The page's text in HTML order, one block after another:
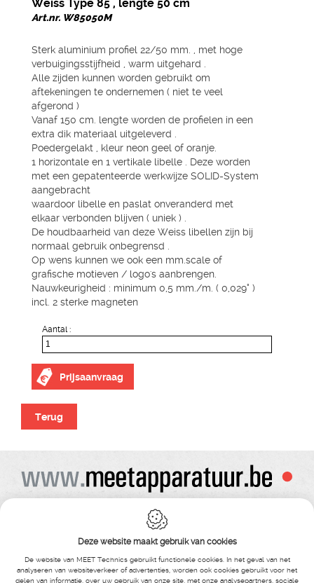
Weiss Type 85 , lengte 50 cm
Art.nr. W85050M
Sterk aluminium profiel 22/50 mm. , met hoge
verbuigingsstijfheid , warm uitgehard .
Alle zijden kunnen worden gebruikt om
aftekeningen te ondernemen ( niet te veel
afgerond )
Vanaf 150 cm. lengte worden de profielen in een
extra dik materiaal uitgeleverd .
Poedergelakt , kleur neon geel of oranje.
1 horizontale en 1 vertikale libelle . Deze worden
met een gepatenteerde werkwijze SOLID-System
aangebracht
waardoor libelle en paslat onveranderd met
elkaar verbonden blijven ( uniek ) .
De houdbaarheid van deze Weiss libellen zijn bij
normaal gebruik onbegrensd .
Op wens kunnen we ook een mm.scale of
grafische motieven / logo's aanbrengen.
Nauwkeurigheid : minimum 0,5 mm./m. ( 0,029° )
incl. 2 sterke magneten
Aantal :
Prijsaanvraag
Terug
Alle prijzen zijn onder voorbehoud van wijziging
Bij bestelling ontvangt u vooraf de levering steeds een orderbevestiging
Copyright© alle rechten voorbehouden , gehele of gedeeldelijke overname van
tekst ,foto’s , video’s , verveelvoudiging op welke wijze dan ook , is niet toegestaan
Technics
Deze website maakt gebruik van cookies
De website van MEET Technics gebruikt functionele cookies. In het geval van het
analyseren van websiteverkeer of advertenties, worden ook cookies gebruikt voor het
delen van informatie, over uw gebruik van onze site, met onze analysepartners, sociale